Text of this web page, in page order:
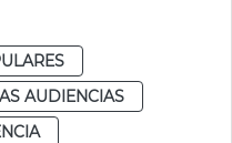
AUDIENCIAS